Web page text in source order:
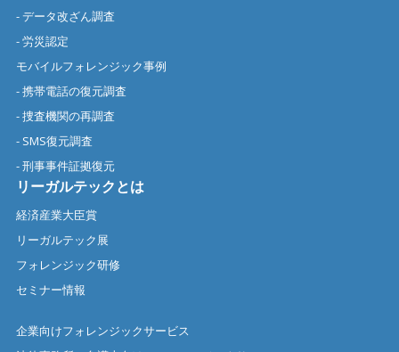
- データ改ざん調査
- 労災認定
モバイルフォレンジック事例
- 携帯電話の復元調査
- 捜査機関の再調査
- SMS復元調査
- 刑事事件証拠復元
リーガルテックとは
経済産業大臣賞
リーガルテック展
フォレンジック研修
セミナー情報
企業向けフォレンジックサービス